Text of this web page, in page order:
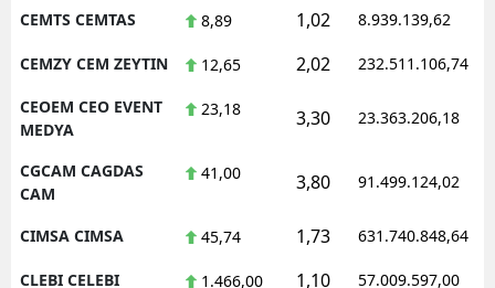
CEMTS CEMTAS 8,89 1,02 8.939.139,62
CEMZY CEM ZEYTIN 12,65 2,02 232.511.106,74
CEOEM CEO EVENT
MEDYA
23,18 3,30 23.363.206,18
CGCAM CAGDAS
CAM
41,00 3,80 91.499.124,02
CIMSA CIMSA 45,74 1,73 631.740.848,64
CLEBI CELEBI 1.466,00 1,10 57.009.597,00